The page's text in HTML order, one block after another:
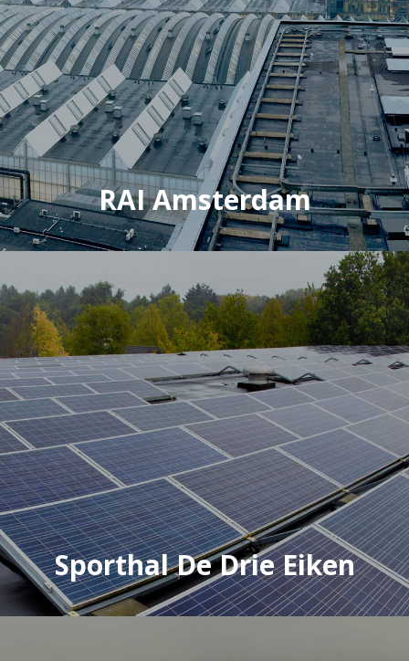
RAI Amsterdam
Sporthal De Drie Eiken